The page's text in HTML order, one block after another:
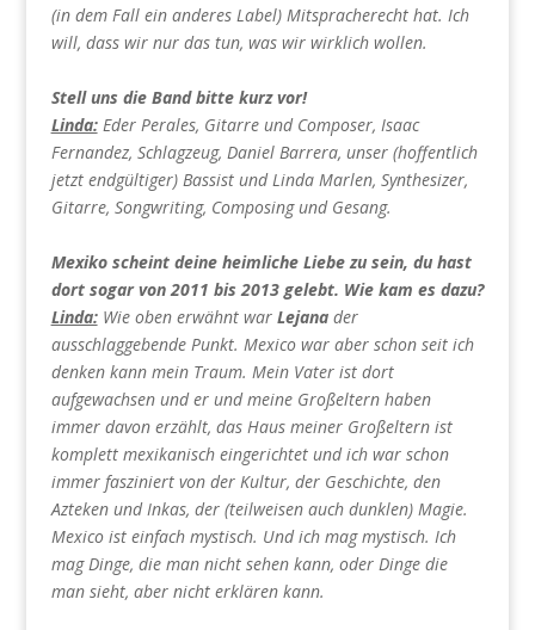
(in dem Fall ein anderes Label) Mitspracherecht hat. Ich
will, dass wir nur das tun, was wir wirklich wollen.
Stell uns die Band bitte kurz vor!
Linda:Eder Perales, Gitarre und Composer, Isaac
Fernandez, Schlagzeug, Daniel Barrera, unser (hoffentlich
jetzt endgültiger) Bassist und Linda Marlen, Synthesizer,
Gitarre, Songwriting, Composing und Gesang.
Mexiko scheint deine heimliche Liebe zu sein, du hast
dort sogar von 2011 bis 2013 gelebt. Wie kam es dazu?
Linda:Wie oben erwähnt war Lejanader
ausschlaggebende Punkt. Mexico war aber schon seit ich
denken kann mein Traum. Mein Vater ist dort
aufgewachsen und er und meine Großeltern haben
immer davon erzählt, das Haus meiner Großeltern ist
komplett mexikanisch eingerichtet und ich war schon
immer fasziniert von der Kultur, der Geschichte, den
Azteken und Inkas, der (teilweisen auch dunklen) Magie.
Mexico ist einfach mystisch. Und ich mag mystisch. Ich
mag Dinge, die man nicht sehen kann, oder Dinge die
man sieht, aber nicht erklären kann.